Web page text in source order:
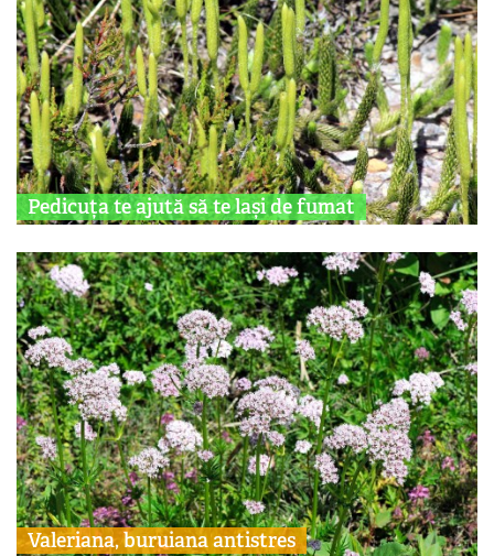
Pedicuța te ajută să te lași de fumat
Valeriana, buruiana antistres